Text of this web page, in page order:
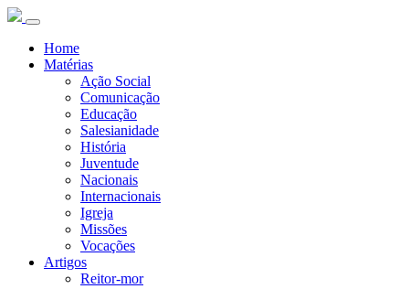
Home
Matérias
Ação Social
Comunicação
Educação
Salesianidade
História
Juventude
Nacionais
Internacionais
Igreja
Missões
Vocações
Artigos
Reitor-mor